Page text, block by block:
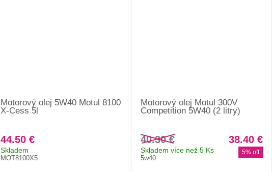
Motorový olej 5W40 Motul 8100
X-Cess 5l
44.50 €
Skladem
MOT8100X5
Motorový olej Motul 300V
Competition 5W40 (2 litry)
40.30 € 38.40 €
5% off
Skladem více než 5 Ks
5w40